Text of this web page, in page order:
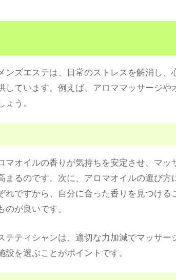
ズエステは、日常のストレスを解消し、
ています。例えば、アロママッサージや
う。
オイルの香りが気持ちを安定させ、マッ
るのです。次に、アロマオイルの選び方
ですから、自分に合った香りを見つける
が良いです。
ティシャンは、適切な力加減でマッサー
を選ぶことがポイントです。